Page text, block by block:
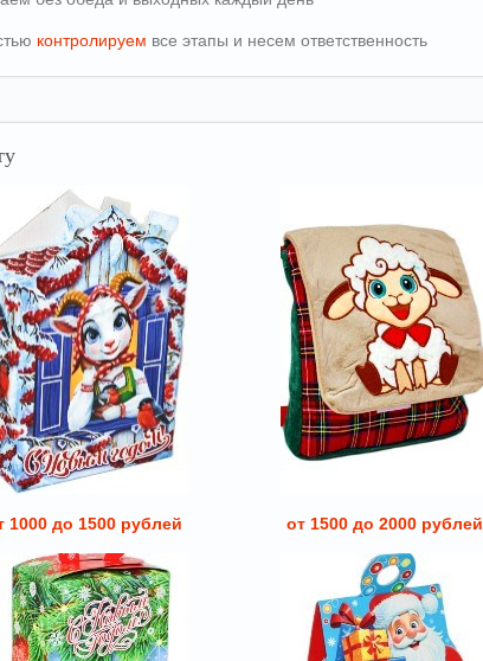
контролируем все этапы и несем ответственность
1000 до 1500 рублей от 1500 до 2000 рублей